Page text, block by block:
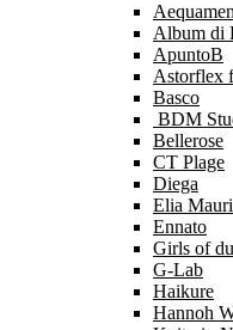
Album di
ApuntoB
Astorflex
Basco
BDM
Bellerose
CT Plage
Diega
Elia
Ennato
Girls of
G-Lab
Haikure
Hannoh